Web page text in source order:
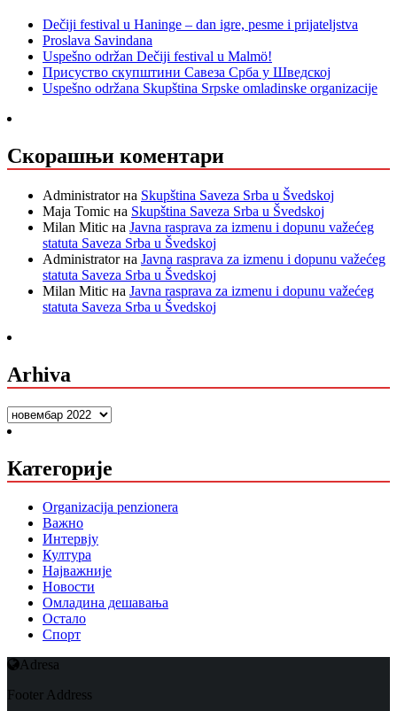
Dečiji festival u Haninge – dan igre, pesme i prijateljstva
Proslava Savindana
Uspešno održan Dečiji festival u Malmö!
Присуство скупштини Савеза Срба у Шведској
Uspešno održana Skupština Srpske omladinske organizacije
Скорашњи коментари
Administratorна Skupština Saveza Srba u Švedskoj
Maja Tomic на Skupština Saveza Srba u Švedskoj
Milan Mitic на Javna rasprava za izmenu i dopunu važećeg
statuta Saveza Srba u Švedskoj
Administratorна Javna rasprava za izmenu i dopunu važećeg
statuta Saveza Srba u Švedskoj
Milan Mitic на Javna rasprava za izmenu i dopunu važećeg
statuta Saveza Srba u Švedskoj
Arhiva
Arhiva
Категорије
Organizacija penzionera
Важно
Интервју
Култура
Најважније
Новости
Омладина дешавања
Остало
Спорт
Adresa
Footer Address